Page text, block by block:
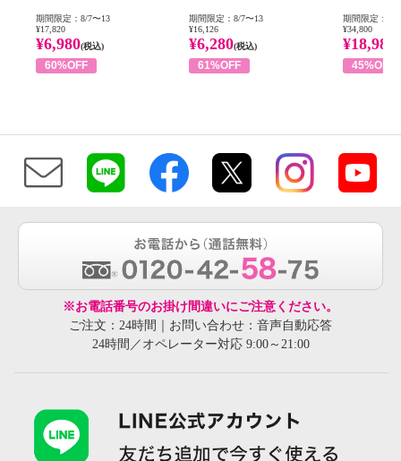
期間限定：8/7〜13
¥17,820
¥6,980(税込)
60%OFF
期間限定：8/7〜13
¥16,126
¥6,280(税込)
61%OFF
期間限定：8/1
¥34,800
¥18,980
45%OFF
※お電話番号のお掛け間違いにご注意ください。
ご注文：24時間｜お問い合わせ：音声自動応答
24時間／オペレーター対応 9:00～21:00